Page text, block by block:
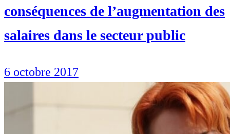
conséquences de l’augmentation des
salaires dans le secteur public
6 octobre 2017